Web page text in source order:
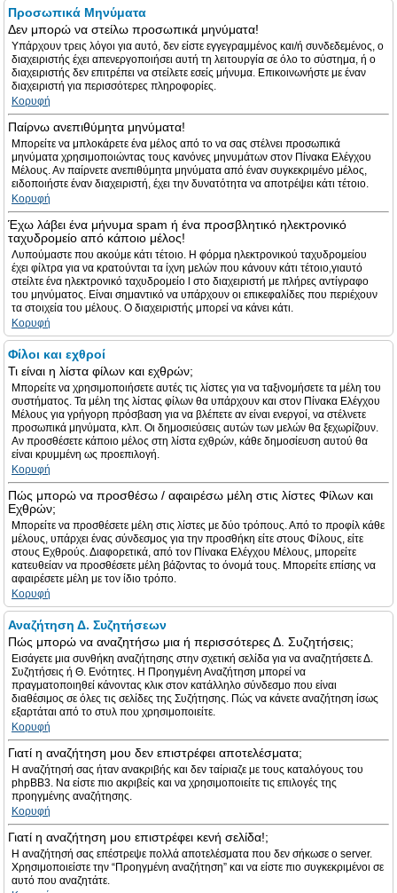
Προσωπικά Μηνύματα
Δεν μπορώ να στείλω προσωπικά μηνύματα!
Υπάρχουν τρεις λόγοι για αυτό, δεν είστε εγγεγραμμένος και/ή συνδεδεμένος, ο
διαχειριστής έχει απενεργοποιήσει αυτή τη λειτουργία σε όλο το σύστημα, ή ο
διαχειριστής δεν επιτρέπει να στείλετε εσείς μήνυμα. Επικοινωνήστε με έναν
διαχειριστή για περισσότερες πληροφορίες.
Κορυφή
Παίρνω ανεπιθύμητα μηνύματα!
Μπορείτε να μπλοκάρετε ένα μέλος από το να σας στέλνει προσωπικά
μηνύματα χρησιμοποιώντας τους κανόνες μηνυμάτων στον Πίνακα Ελέγχου
Μέλους. Αν παίρνετε ανεπιθύμητα μηνύματα από έναν συγκεκριμένο μέλος,
ειδοποιήστε έναν διαχειριστή, έχει την δυνατότητα να αποτρέψει κάτι τέτοιο.
Κορυφή
Έχω λάβει ένα μήνυμα spam ή ένα προσβλητικό ηλεκτρονικό
ταχυδρομείο από κάποιο μέλος!
Λυπούμαστε που ακούμε κάτι τέτοιο. Η φόρμα ηλεκτρονικού ταχυδρομείου
έχει φίλτρα για να κρατούνται τα ίχνη μελών που κάνουν κάτι τέτοιο,γιαυτό
στείλτε ένα ηλεκτρονικό ταχυδρομείο l στο διαχειριστή με πλήρες αντίγραφο
του μηνύματος. Είναι σημαντικό να υπάρχουν οι επικεφαλίδες που περιέχουν
τα στοιχεία του μέλους. Ο διαχειριστής μπορεί να κάνει κάτι.
Κορυφή
Φίλοι και εχθροί
Τι είναι η λίστα φίλων και εχθρών;
Μπορείτε να χρησιμοποιήσετε αυτές τις λίστες για να ταξινομήσετε τα μέλη του
συστήματος. Τα μέλη της λίστας φίλων θα υπάρχουν και στον Πίνακα Ελέγχου
Μέλους για γρήγορη πρόσβαση για να βλέπετε αν είναι ενεργοί, να στέλνετε
προσωπικά μηνύματα, κλπ. Οι δημοσιεύσεις αυτών των μελών θα ξεχωρίζουν.
Αν προσθέσετε κάποιο μέλος στη λίστα εχθρών, κάθε δημοσίευση αυτού θα
είναι κρυμμένη ως προεπιλογή.
Κορυφή
Πώς μπορώ να προσθέσω / αφαιρέσω μέλη στις λίστες Φίλων και
Εχθρών;
Μπορείτε να προσθέσετε μέλη στις λίστες με δύο τρόπους. Από το προφίλ κάθε
μέλους, υπάρχει ένας σύνδεσμος για την προσθήκη είτε στους Φίλους, είτε
στους Εχθρούς. Διαφορετικά, από τον Πίνακα Ελέγχου Μέλους, μπορείτε
κατευθείαν να προσθέσετε μέλη βάζοντας το όνομά τους. Μπορείτε επίσης να
αφαιρέσετε μέλη με τον ίδιο τρόπο.
Κορυφή
Αναζήτηση Δ. Συζητήσεων
Πώς μπορώ να αναζητήσω μια ή περισσότερες Δ. Συζητήσεις;
Εισάγετε μια συνθήκη αναζήτησης στην σχετική σελίδα για να αναζητήσετε Δ.
Συζητήσεις ή Θ. Ενότητες. Η Προηγμένη Αναζήτηση μπορεί να
πραγματοποιηθεί κάνοντας κλικ στον κατάλληλο σύνδεσμο που είναι
διαθέσιμος σε όλες τις σελίδες της Συζήτησης. Πώς να κάνετε αναζήτηση ίσως
εξαρτάται από το στυλ που χρησιμοποιείτε.
Κορυφή
Γιατί η αναζήτηση μου δεν επιστρέφει αποτελέσματα;
Η αναζήτησή σας ήταν ανακριβής και δεν ταίριαζε με τους καταλόγους του
phpBB3. Να είστε πιο ακριβείς και να χρησιμοποιείτε τις επιλογές της
προηγμένης αναζήτησης.
Κορυφή
Γιατί η αναζήτηση μου επιστρέφει κενή σελίδα!;
Η αναζήτησή σας επέστρεψε πολλά αποτελέσματα που δεν σήκωσε ο server.
Χρησιμοποιείστε την “Προηγμένη αναζήτηση” και να είστε πιο συγκεκριμένοι σε
αυτό που αναζητάτε.